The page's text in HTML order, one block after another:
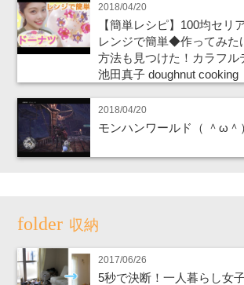
2018/04/20
【簡単レシピ】100均セリ
レンジで簡単◆作ってみた
方法も見つけた！カラフ
池田真子 doughnut cooking
2018/04/20
モンハンワールド（ ＾ω＾
収納
2017/06/26
5秒で決断！一人暮らし女